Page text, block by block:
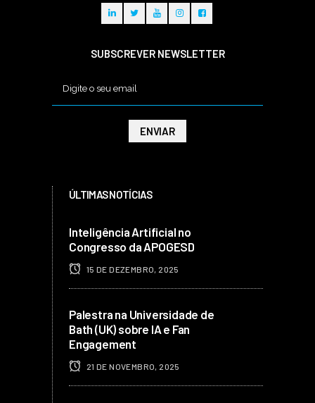
SUBSCREVER NEWSLETTER
ÚLTIMAS NOTÍCIAS
Inteligência Artificial no
Congresso da APOGESD
15 DE DEZEMBRO, 2025
Palestra na Universidade de
Bath (UK) sobre IA e Fan
Engagement
21 DE NOVEMBRO, 2025